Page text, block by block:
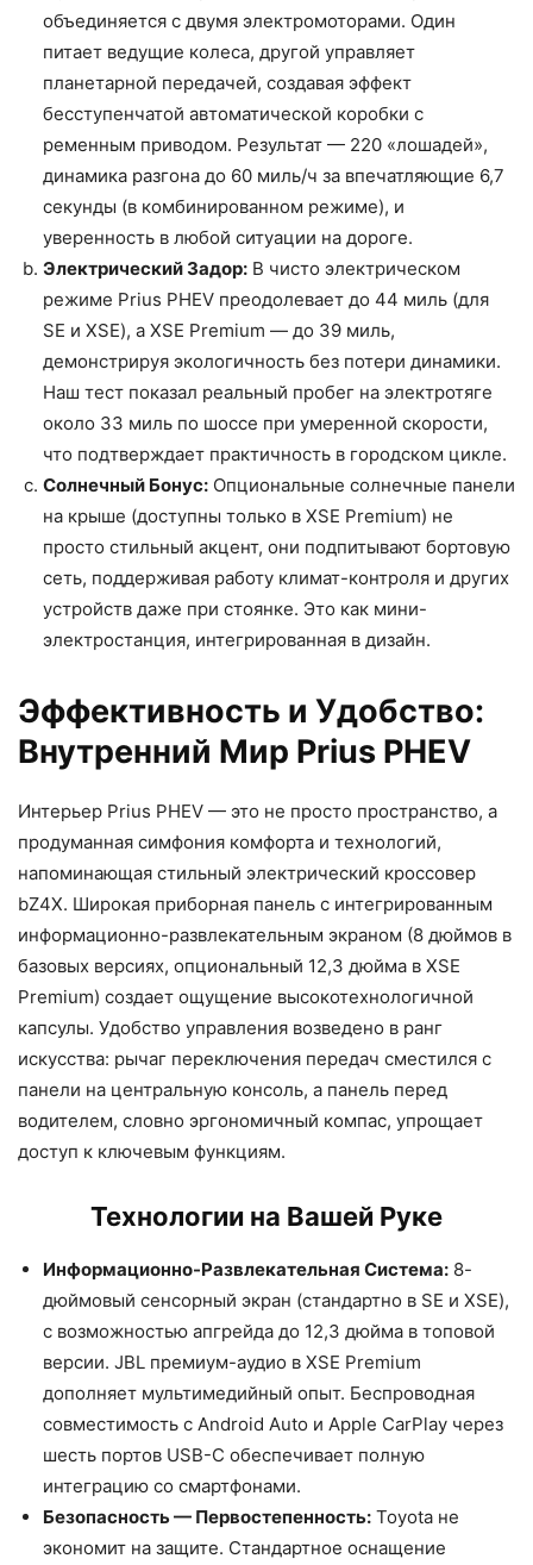
объединяется с двумя электромоторами. Один
питает ведущие колеса, другой управляет
планетарной передачей, создавая эффект
бесступенчатой автоматической коробки с
ременным приводом. Результат — 220 «лошадей»,
динамика разгона до 60 миль/ч за впечатляющие 6,7
секунды (в комбинированном режиме), и
уверенность в любой ситуации на дороге.
Электрический Задор: В чисто электрическом
режиме Prius PHEV преодолевает до 44 миль (для
SE и XSE), а XSE Premium — до 39 миль,
демонстрируя экологичность без потери динамики.
Наш тест показал реальный пробег на электротяге
около 33 миль по шоссе при умеренной скорости,
что подтверждает практичность в городском цикле.
Солнечный Бонус: Опциональные солнечные панели
на крыше (доступны только в XSE Premium) не
просто стильный акцент, они подпитывают бортовую
сеть, поддерживая работу климат-контроля и других
устройств даже при стоянке. Это как мини-
электростанция, интегрированная в дизайн.
Эффективность и Удобство:
Внутренний Мир Prius PHEV
Интерьер Prius PHEV — это не просто пространство, а
продуманная симфония комфорта и технологий,
напоминающая стильный электрический кроссовер
bZ4X. Широкая приборная панель с интегрированным
информационно-развлекательным экраном (8 дюймов в
базовых версиях, опциональный 12,3 дюйма в XSE
Premium) создает ощущение высокотехнологичной
капсулы. Удобство управления возведено в ранг
искусства: рычаг переключения передач сместился с
панели на центральную консоль, а панель перед
водителем, словно эргономичный компас, упрощает
доступ к ключевым функциям.
Технологии на Вашей Руке
Информационно-Развлекательная Система: 8-
дюймовый сенсорный экран (стандартно в SE и XSE),
с возможностью апгрейда до 12,3 дюйма в топовой
версии. JBL премиум-аудио в XSE Premium
дополняет мультимедийный опыт. Беспроводная
совместимость с Android Auto и Apple CarPlay через
шесть портов USB-C обеспечивает полную
интеграцию со смартфонами.
Безопасность — Первостепенность: Toyota не
экономит на защите. Стандартное оснащение